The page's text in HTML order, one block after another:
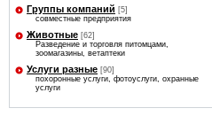
Группы компаний [5]
совместные предприятия
Животные [62]
Разведение и торговля питомцами,
зоомагазины, ветаптеки
Услуги разные [90]
похоронные услуги, фотоуслуги, охранные
услуги